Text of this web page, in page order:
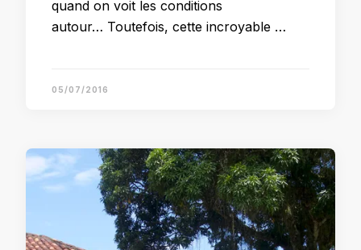
quand on voit les conditions
autour… Toutefois, cette incroyable …
05/07/2016